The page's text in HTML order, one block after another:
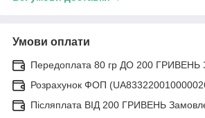
Умови оплати
Передоплата 80 гр ДО 200 ГРИВЕНЬ
Розрахунок ФОП
Післяплата ВІД 200 ГРИВЕНЬ